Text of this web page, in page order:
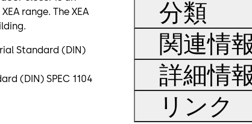
range. The XEA
Standard (DIN)
(DIN) SPEC 1104
分類
関連情
詳細情
リンク